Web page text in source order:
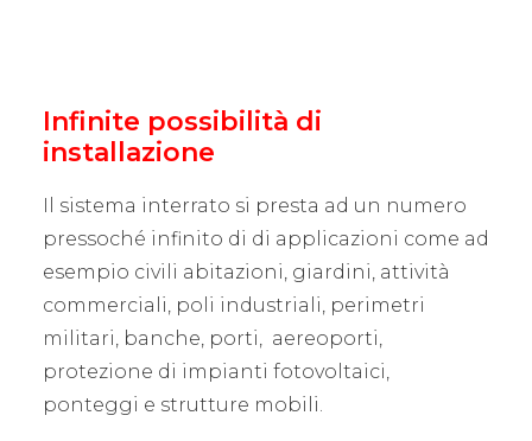
Infinite possibilità di
installazione
Il sistema interrato si presta ad un numero
pressoché infinito di di applicazioni come ad
esempio civili abitazioni, giardini, attività
commerciali, poli industriali, perimetri
militari, banche, porti, aereoporti,
protezione di impianti fotovoltaici,
ponteggi e strutture mobili.